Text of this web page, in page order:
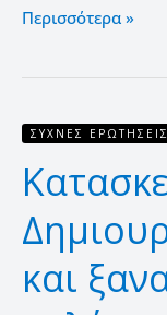
Περισσότερα »
ΣΥΧΝΈΣ
και
Κατασκευή
Δημιουργήστε
και
ξανακερδίστε
τους